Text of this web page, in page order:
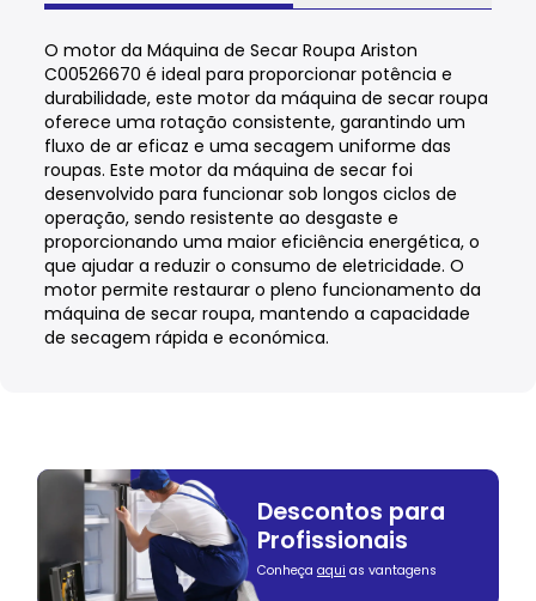
O motor da Máquina de Secar Roupa Ariston
C00526670 é ideal para proporcionar potência e
durabilidade, este motor da máquina de secar roupa
oferece uma rotação consistente, garantindo um
fluxo de ar eficaz e uma secagem uniforme das
roupas. Este motor da máquina de secar foi
desenvolvido para funcionar sob longos ciclos de
operação, sendo resistente ao desgaste e
proporcionando uma maior eficiência energética, o
que ajudar a reduzir o consumo de eletricidade. O
motor permite restaurar o pleno funcionamento da
máquina de secar roupa, mantendo a capacidade
de secagem rápida e económica.
Descontos para
Profissionais
Conheça aqui as vantagens